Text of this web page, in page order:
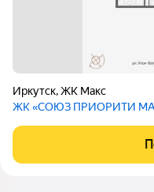
Иркутск,ЖК Макс
ЖК «СОЮЗ ПРИОРИТИ